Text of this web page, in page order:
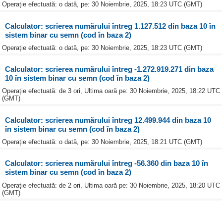
Operație efectuată: o dată, pe: 30 Noiembrie, 2025, 18:23 UTC (GMT)
Calculator: scrierea numărului întreg 1.127.512 din baza 10 în
sistem binar cu semn (cod în baza 2)
Operație efectuată: o dată, pe: 30 Noiembrie, 2025, 18:23 UTC (GMT)
Calculator: scrierea numărului întreg -1.272.919.271 din baza
10 în sistem binar cu semn (cod în baza 2)
Operație efectuată: de 3 ori, Ultima oară pe: 30 Noiembrie, 2025, 18:22 UTC
(GMT)
Calculator: scrierea numărului întreg 12.499.944 din baza 10
în sistem binar cu semn (cod în baza 2)
Operație efectuată: o dată, pe: 30 Noiembrie, 2025, 18:21 UTC (GMT)
Calculator: scrierea numărului întreg -56.360 din baza 10 în
sistem binar cu semn (cod în baza 2)
Operație efectuată: de 2 ori, Ultima oară pe: 30 Noiembrie, 2025, 18:20 UTC
(GMT)